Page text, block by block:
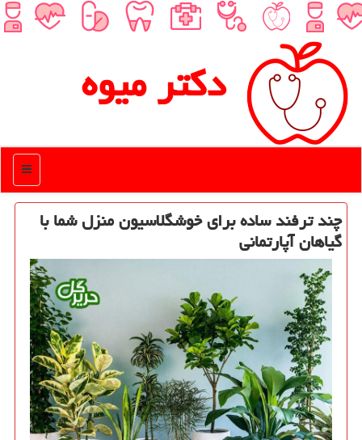
دكتر میوه
منو
چند ترفند ساده برای خوشگلاسیون منزل شما با
گیاهان آپارتمانی